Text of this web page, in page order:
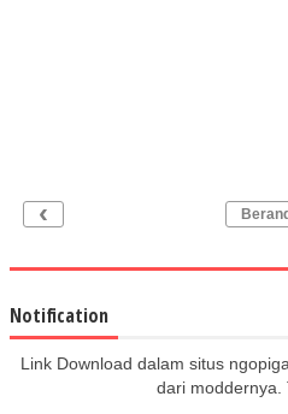
‹
Notification
Link Download dalam situs
dari moddernya.